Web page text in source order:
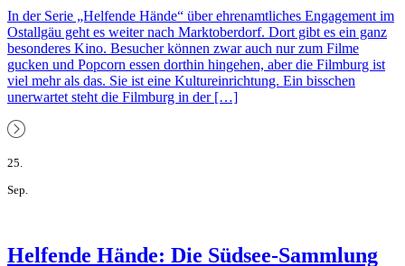
In der Serie „Helfende Hände“ über ehrenamtliches Engagement im
Ostallgäu geht es weiter nach Marktoberdorf. Dort gibt es ein ganz
besonderes Kino. Besucher können zwar auch nur zum Filme
gucken und Popcorn essen dorthin hingehen, aber die Filmburg ist
viel mehr als das. Sie ist eine Kultureinrichtung. Ein bisschen
unerwartet steht die Filmburg in der […]
25.
Sep.
Helfende Hände: Die Südsee-Sammlung